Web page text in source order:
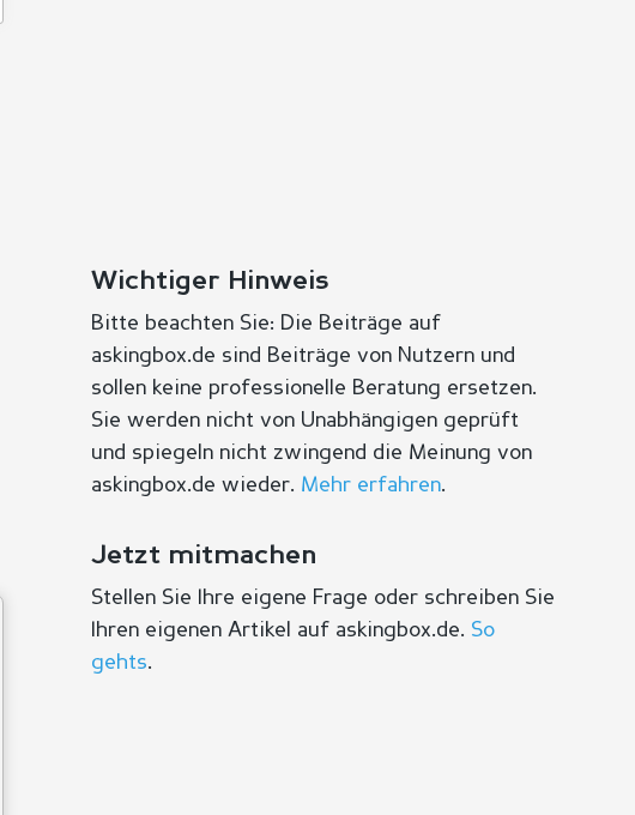
Wichtiger Hinweis
Bitte beachten Sie: Die Beiträge auf
askingbox.de sind Beiträge von Nutzern und
sollen keine professionelle Beratung ersetzen.
Sie werden nicht von Unabhängigen geprüft
und spiegeln nicht zwingend die Meinung von
askingbox.de wieder. Mehr erfahren.
Jetzt mitmachen
Stellen Sie Ihre eigene Frage oder schreiben Sie
Ihren eigenen Artikel auf askingbox.de. So
gehts.